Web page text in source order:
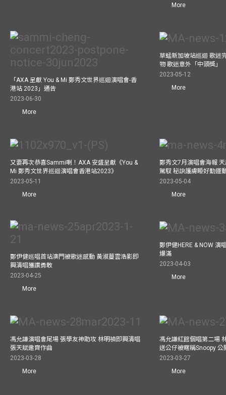
More
「AXA 呈獻 You & Mi 鄭秀文世界巡迴演唱會-香
港站 2023」通告
2023-06-30
More
草蜢新加坡站巡迴 歌迷
物 歌迷意外「中頭獎」
2023-05-12
More
又要再次恭喜Sammi喇！AXA 安盛呈獻《You &
Mi 鄭秀文世界巡迴演唱會香港站2023》
2023-05-11
More
鄭秀文7月演唱會海報
駕馭 秘訣護膚睡好勤運
2023-05-04
More
鄭伊健巡唱首站澳門被歌迷感動 黃淑蔓雲浩影即
興清唱獲讚勇敢
2023-04-25
More
鄭伊健HERE & NOW 演
爆滿
2023-04-03
More
馮允謙演唱會尾場 張學友神助攻 林明禎即興清唱
張天賦邀齊作曲
2023-03-28
More
馮允謙紅館個唱第二場
送公仔被暱稱Snoopy 公
2023-03-27
More